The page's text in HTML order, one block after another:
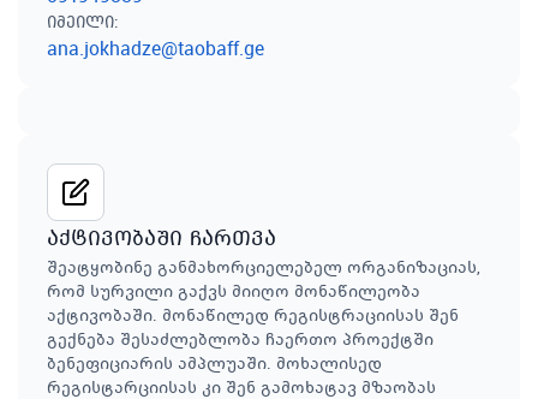
იმეილი:
ana.jokhadze@taobaff.ge
აქტივობაში ჩართვა
შეატყობინე განმახორციელებელ ორგანიზაციას,
რომ სურვილი გაქვს მიიღო მონაწილეობა
აქტივობაში. მონაწილედ რეგისტრაციისას შენ
გექნება შესაძლებლობა ჩაერთო პროექტში
ბენეფიციარის ამპლუაში. მოხალისედ
რეგისტარციისას კი შენ გამოხატავ მზაობას